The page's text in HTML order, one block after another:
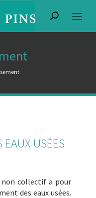
Recherche
EAUX USÉES
non collectif a pour
des eaux usées.